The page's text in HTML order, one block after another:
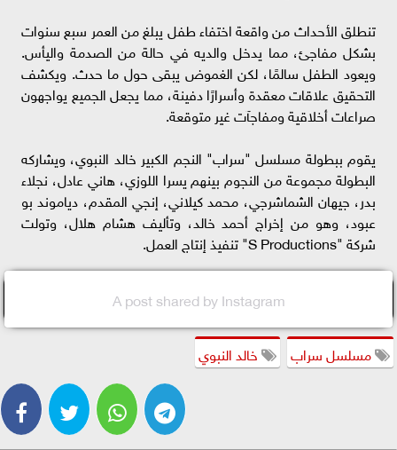
تنطلق الأحداث من واقعة اختفاء طفل يبلغ من العمر سبع سنوات
بشكل مفاجئ، مما يدخل والديه في حالة من الصدمة واليأس.
ويعود الطفل سالمًا، لكن الغموض يبقى حول ما حدث. ويكشف
التحقيق علاقات معقدة وأسرارًا دفينة، مما يجعل الجميع يواجهون
صراعات أخلاقية ومفاجآت غير متوقعة.
يقوم ببطولة مسلسل "سراب" النجم الكبير خالد النبوي، ويشاركه
البطولة مجموعة من النجوم بينهم يسرا اللوزي، هاني عادل، نجلاء
بدر، جيهان الشماشرجي، محمد كيلاني، إنجي المقدم، دياموند بو
عبود، وهو من إخراج أحمد خالد، وتأليف هشام هلال، وتولت
شركة "S Productions" تنفيذ إنتاج العمل.
A post shared by Instagram
مسلسل سراب خالد النبوي